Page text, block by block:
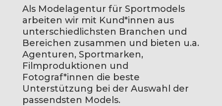
Als Modelagentur für Sportmodels
arbeiten wir mit Kund*innen aus
unterschiedlichsten Branchen und
Bereichen zusammen und bieten u.a.
Agenturen, Sportmarken,
Filmproduktionen und
Fotograf*innen die beste
Unterstützung bei der Auswahl der
passendsten Models.